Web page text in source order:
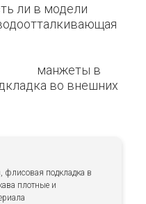
ли в модели
в
во внешних
флисовая подкладка в
плотные и